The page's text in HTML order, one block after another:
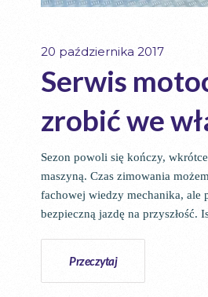
20 października 2017
Serwis
zrobić we
Sezon powoli się kończy,
maszyną. Czas zimowania
fachowej wiedzy mechanika, ale
bezpieczną jazdę na przyszłość.
Przeczytaj